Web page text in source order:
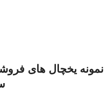
نمونه یخچال های